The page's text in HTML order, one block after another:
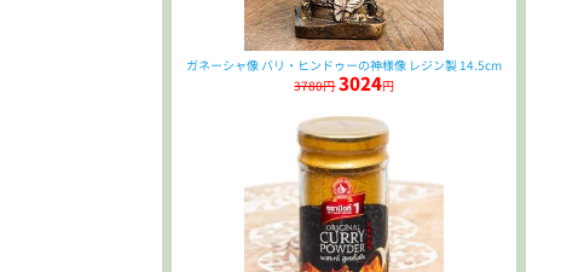
ガネーシャ像 バリ・ヒンドゥーの神様像 レジン製 14.5cm
3780円3024円